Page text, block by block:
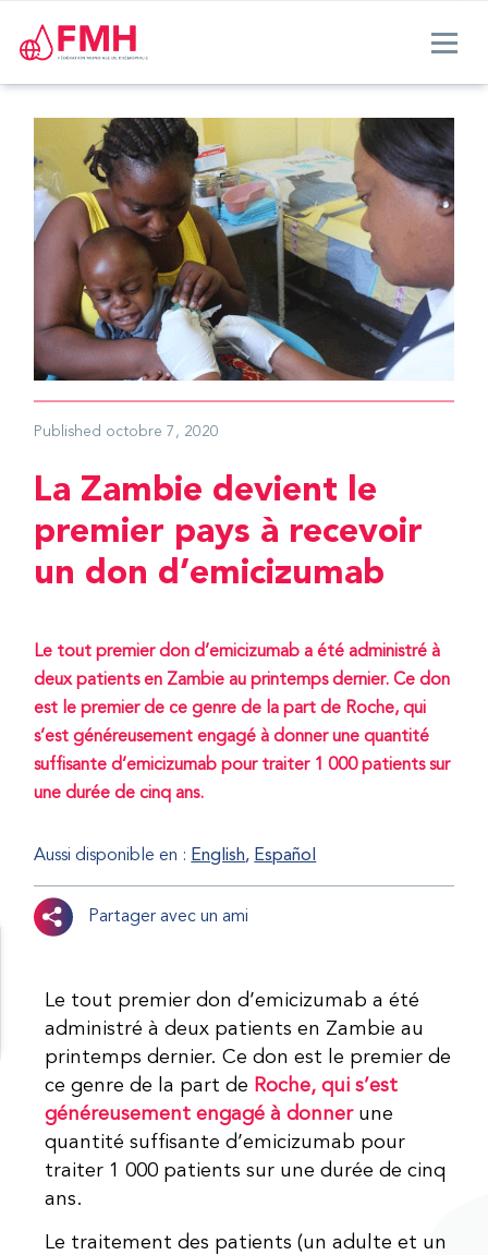
Published octobre 7, 2020
La Zambie devient le
premier pays à recevoir
un don d’emicizumab
Le tout premier don d’emicizumab a été administré à
deux patients en Zambie au printemps dernier. Ce don
est le premier de ce genre de la part de Roche, qui
s’est généreusement engagé à donner une quantité
suffisante d’emicizumab pour traiter 1 000 patients sur
une durée de cinq ans.
Aussi disponible en : English Español
Partager avec un ami
Le tout premier don d’emicizumab a été
administré à deux patients en Zambie au
printemps dernier. Ce don est le premier de
ce genre de la part de Roche, qui s’est
généreusement engagé à donnerune
quantité suffisante d’emicizumab pour
traiter 1 000 patients sur une durée de cinq
ans.
Le traitement des patients (un adulte et un